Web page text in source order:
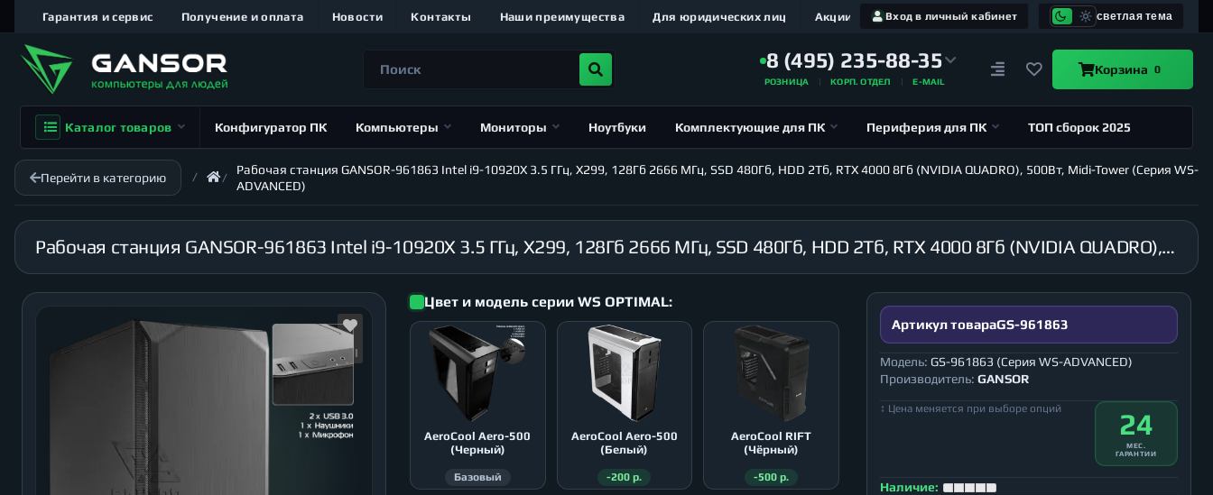
Вход в личный кабинет светлая тема
Гарантия и сервис Получение и оплата Новости Контакты Наши преимущества Для юридических лиц Акции
8 (495) 235-88-35
РОЗНИЦА КОРП. ОТДЕЛ E-MAIL
Корзина 0
Каталог товаров Конфигуратор ПК Компьютеры Мониторы Ноутбуки Комплектующие для ПК Периферия для ПК ТОП сборок 2025
Перейти в категорию
Рабочая станция GANSOR-961863 Intel i9-10920X 3.5 ГГц, X299, 128Гб 2666 МГц, SSD 480Гб, HDD 2Тб, RTX 4000 8Гб (NVIDIA QUADRO), 500Вт, Midi-Tower (Серия WS-
ADVANCED)
Рабочая станция GANSOR-961863 Intel i9-10920X 3.5 ГГц, X299, 128Гб 2666 МГц, SSD 480Гб, HDD 2Тб, RTX 4000 8Гб (NVIDIA QUADRO), 500Вт, Midi-Tower (Серия WS-ADVANCED)
Цвет и модель серии WS OPTIMAL:
AeroСool Aero-500
(Черный)
Базовый
AeroСool Aero-500
(Белый)
-200 р.
AeroСool RIFT
(Чёрный)
-500 р.
Артикул товараGS-961863
Модель: GS-961863 (Серия WS-ADVANCED)
Производитель: GANSOR
↕ Цена меняется при выборе опций 24
МЕС.
ГАРАНТИИ
Наличие: